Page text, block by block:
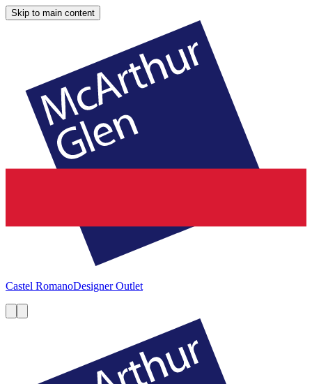
Skip to main content
Castel RomanoDesigner Outlet